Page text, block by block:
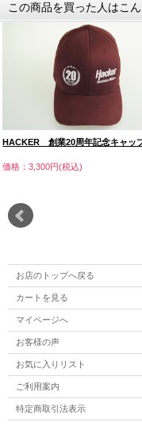
この商品を買った人はこ
HACKER 創業20周年記念キャッ
価格：3,300円(税込)
お店のトップへ戻る
カートを見る
マイページへ
お客様の声
お気に入りリスト
ご利用案内
特定商取引法表示